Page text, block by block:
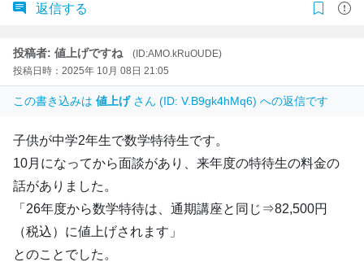
返信する
投稿者: 値上げですね
(ID:AMO.kRuOUDE)
投稿日時：2025年 10月 08日 21:05
この書き込みは 値上げ さん (ID: V.B9gk4hMq6) への返信です
子供が中学2年生で数学特待生です。
10月になってから面談があり、来年度の特待生の料金の
話がありました。
「26年度から数学特待は、通期講座と同じ⇒82,500円
（税込）に値上げされます」
とのことでした。